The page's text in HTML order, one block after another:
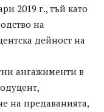
2019 г., тъй като
на
дейност на
ангажименти в
на предаванията,